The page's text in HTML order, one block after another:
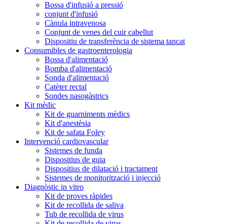
Bossa d'infusió a pressió
conjunt d'infusió
Cànula intravenosa
Conjunt de venes del cuir cabellut
Dispositiu de transferència de sistema tancat
Consumibles de gastroenterologia
Bossa d'alimentació
Bomba d'alimentació
Sonda d'alimentació
Catèter rectal
Sondes nasogàstrics
Kit mèdic
Kit de guarniments mèdics
Kit d'anestèsia
Kit de safata Foley
Intervenció cardiovascular
Sistemes de funda
Dispositius de guia
Dispositius de dilatació i tractament
Sistemes de monitorització i injecció
Diagnòstic in vitro
Kit de proves ràpides
Kit de recollida de saliva
Tub de recollida de virus